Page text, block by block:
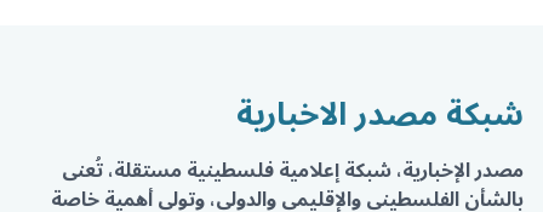
شبكة مصدر الاخبارية
مصدر الإخبارية، شبكة إعلامية فلسطينية مستقلة، تُعنى
بالشأن الفلسطيني والإقليمي والدولي، وتولي أهمية خاصة